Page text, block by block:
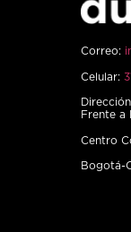
Correo:
Celular:
Frente a
Centro
Bogotá-